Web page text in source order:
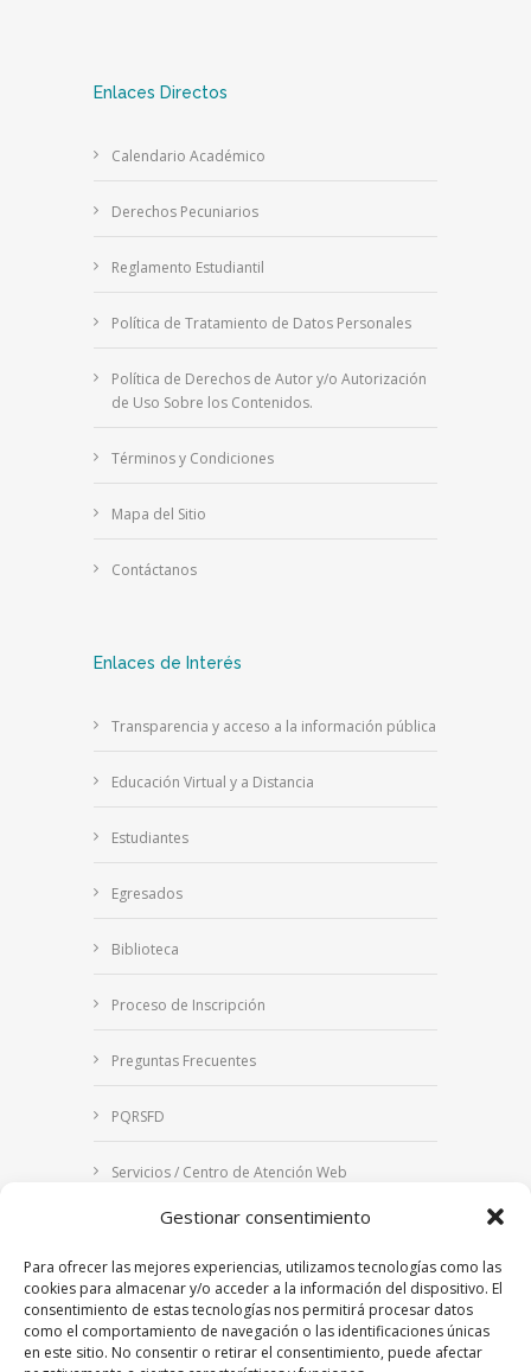
Gestionar consentimiento
Para ofrecer las mejores experiencias, utilizamos tecnologías como las
cookies para almacenar y/o acceder a la información del dispositivo. El
consentimiento de estas tecnologías nos permitirá procesar datos
como el comportamiento de navegación o las identificaciones únicas
en este sitio. No consentir o retirar el consentimiento, puede afectar
Enlaces Directos
Calendario Académico
Derechos Pecuniarios
Reglamento Estudiantil
Política de Tratamiento de Datos Personales
Política de Derechos de Autor y/o Autorización
de Uso Sobre los Contenidos.
Términos y Condiciones
Mapa del Sitio
Contáctanos
Enlaces de Interés
Transparencia y acceso a la información pública
Educación Virtual y a Distancia
Estudiantes
Egresados
Biblioteca
Proceso de Inscripción
Preguntas Frecuentes
PQRSFD
Servicios / Centro de Atención Web
Correo Institucional
Notificaciones judiciales